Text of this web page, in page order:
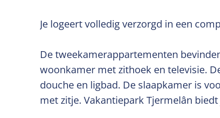
Je logeert volledig verzorgd in een
De tweekamerappartementen
woonkamer met zithoek en televisie.
douche en ligbad. De slaapkamer is
met zitje. Vakantiepark Tjermelân